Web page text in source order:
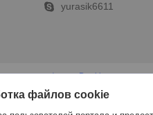
yurasik6611
на платформе Deal.by
обработки файлов cookies
файлов cookie
В.В | Пожаловаться на контент